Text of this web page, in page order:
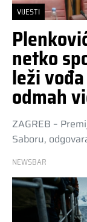
VIJESTI
netko
leži
odmah
ZAGREB –
Saboru,
NEWSBAR